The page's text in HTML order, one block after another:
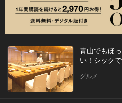
青山でもほ
い！シック
グルメ